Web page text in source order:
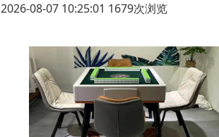
2026-08-07 10:25:01 1679次浏览